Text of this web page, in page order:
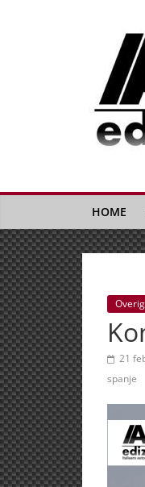
La
Gazetta
Italiana
|
Italiaans
&
lifestyle
HOME
21
spanje